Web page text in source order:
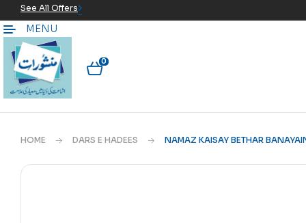
See All Offers
MENU
0
HOME DARS E HADEES NAMAZ KAISAY BETHAR